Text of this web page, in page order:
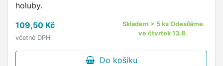
holuby.
109,50 Kč
včetně DPH
Skladem > 5 ks Odesíláme
ve čtvrtek 13.8.
Do košíku